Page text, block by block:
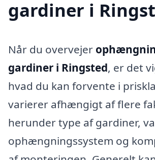
gardiner i
Når du overvejer
gardiner i Ringsted, er det
hvad du kan forvente i
varierer afhængigt af flere
herunder type af gardiner,
ophængningssystem og